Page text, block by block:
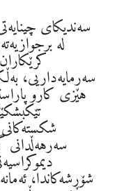
سەندیکای
لە
سەرمایەداریی،
هێزی کارو
شۆڕشەکاندا،